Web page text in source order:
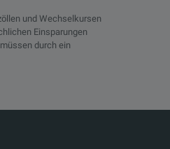
und Wechselkursen
Einsparungen
durch ein